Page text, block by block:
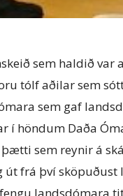
sem haldið var
tólf aðilar sem
sem gaf
í höndum Daða
sem reynir á
út frá því